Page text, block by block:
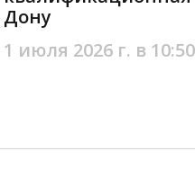
Дону
1 июля 2026 г. в 10:50